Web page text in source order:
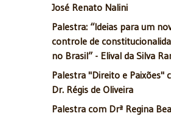
José Renato Nalini
Palestra: “Ideias para um
controle de
no Brasil” - Elival da Silva
Palestra "Direito e Paixões"
Dr. Régis de Oliveira
Palestra com Drª Regina